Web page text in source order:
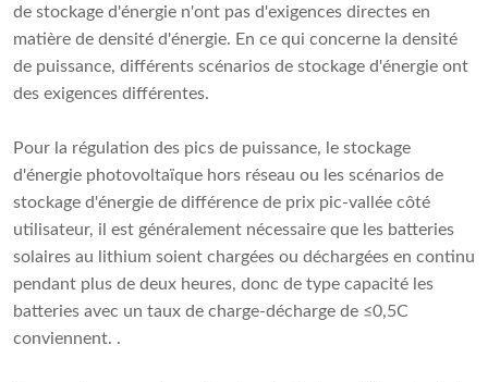
de stockage d'énergie n'ont pas d'exigences directes en
matière de densité d'énergie. En ce qui concerne la densité
de puissance, différents scénarios de stockage d'énergie ont
des exigences différentes.
Pour la régulation des pics de puissance, le stockage
d'énergie photovoltaïque hors réseau ou les scénarios de
stockage d'énergie de différence de prix pic-vallée côté
utilisateur, il est généralement nécessaire que les batteries
solaires au lithium soient chargées ou déchargées en continu
pendant plus de deux heures, donc de type capacité les
batteries avec un taux de charge-décharge de ≤0,5C
conviennent. .